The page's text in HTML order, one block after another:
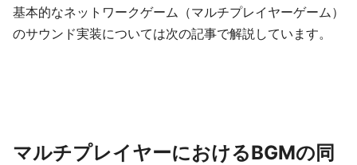
基本的なネットワークゲーム（マルチプレイヤーゲーム）
のサウンド実装については次の記事で解説しています。
マルチプレイヤーにおけるBGMの同